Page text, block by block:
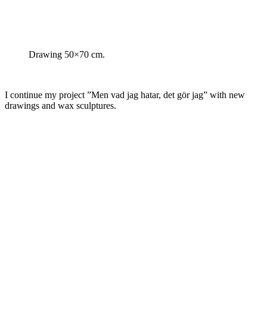
Drawing 50×70 cm.
I continue my project ”Men vad jag hatar, det gör jag” with new
drawings and wax sculptures.